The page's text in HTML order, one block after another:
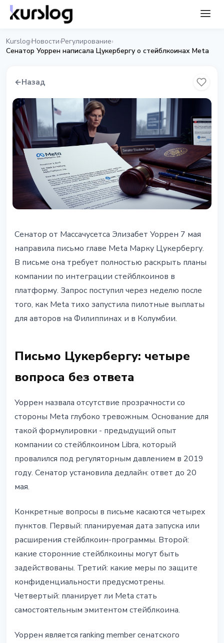
Kurslog›Новости›Регулирование›
Сенатор Уоррен написала Цукербергу о стейблкоинах Meta
←Назад
Сенатор Уоррен требует от
Цукерберга раскрыть
стейблкоин-планы Meta
9 мая 2026 г.3 мин чтения
Наталия Дорофеева
Сенатор от Массачусетса Элизабет Уоррен 7 мая
направила письмо главе Meta Марку Цукербергу.
В письме она требует полностью раскрыть планы
компании по интеграции стейблкоинов в
платформу. Запрос поступил через неделю после
того, как Meta тихо запустила пилотные выплаты
для авторов на Филиппинах и в Колумбии.
Письмо Цукербергу: четыре
вопроса без ответа
Уоррен назвала отсутствие прозрачности со
стороны Meta глубоко тревожным. Основание для
такой формулировки - предыдущий опыт
компании со стейблкоином Libra, который
провалился под регуляторным давлением в 2019
году. Сенатор установила дедлайн: ответ до 20
мая.
Конкретные вопросы в письме касаются четырех
пунктов. Первый: планируемая дата запуска или
расширения стейблкоин-программы. Второй:
какие сторонние стейблкоины могут быть
задействованы. Третий: какие меры по защите
конфиденциальности предусмотрены.
Четвертый: планирует ли Meta стать
самостоятельным эмитентом стейблкоина.
Уоррен является ranking member сенатского